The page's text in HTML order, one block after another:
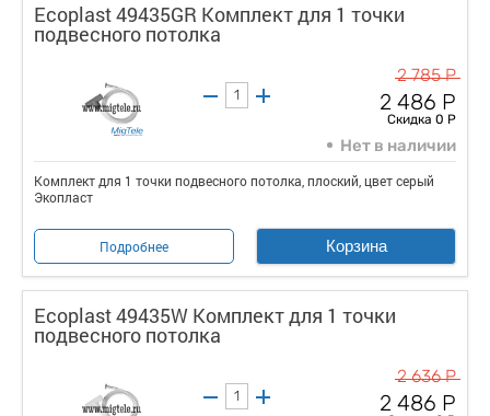
Ecoplast 49435GR Комплект для 1 точки
подвесного потолка
2 785 Р
2 486 Р
Скидка 0 Р
Нет в наличии
Комплект для 1 точки подвесного потолка, плоский, цвет серый
Экопласт
Подробнее Корзина
Ecoplast 49435W Комплект для 1 точки
подвесного потолка
2 636 Р
2 486 Р